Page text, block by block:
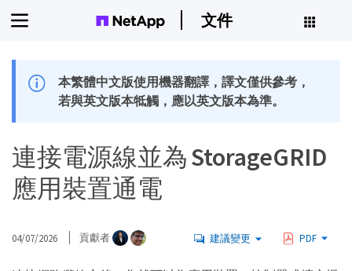
文件
本繁體中文版使用機器翻譯，譯文僅供參考，
若與英文版本牴觸，應以英文版本為準。
連接電源線並為 StorageGRID
應用裝置通電
04/07/2026 貢獻者 建議變更 PDF